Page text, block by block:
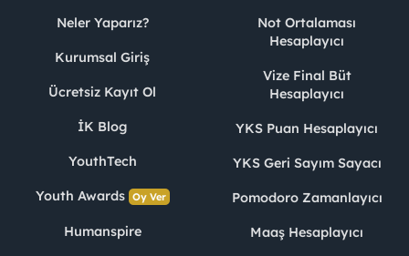
Neler Yaparız?
Kurumsal Giriş
Ücretsiz Kayıt Ol
İK Blog
YouthTech
Youth Awards Oy Ver
Humanspire
Not Ortalaması
Hesaplayıcı
Vize Final Büt
Hesaplayıcı
YKS Puan Hesaplayıcı
YKS Geri Sayım Sayacı
Pomodoro Zamanlayıcı
Maaş Hesaplayıcı